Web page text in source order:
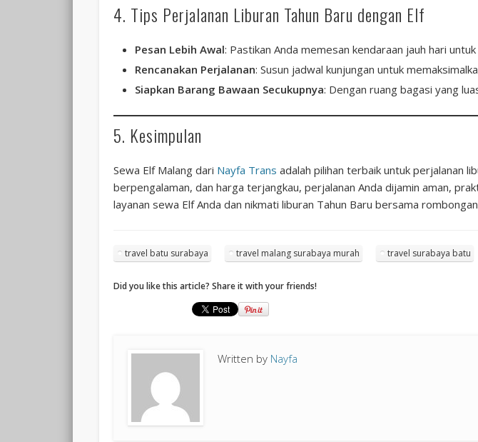
4. Tips Perjalanan Liburan Tahun Baru dengan Elf
Pesan Lebih Awal: Pastikan Anda memesan kendaraan jauh hari
Rencanakan Perjalanan: Susun jadwal kunjungan untuk
Siapkan Barang Bawaan Secukupnya: Dengan ruang bagasi yang
5. Kesimpulan
Sewa Elf Malang dari Nayfa Trans adalah pilihan terbaik untuk perjalanan
berpengalaman, dan harga terjangkau, perjalanan Anda dijamin aman,
layanan sewa Elf Anda dan nikmati liburan Tahun Baru bersama
travel batu surabaya travel malang surabaya murah travel surabaya batu
Did you like this article? Share it with your friends!
Written by Nayfa